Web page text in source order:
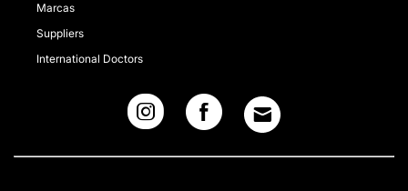
Marcas
Suppliers
International Doctors